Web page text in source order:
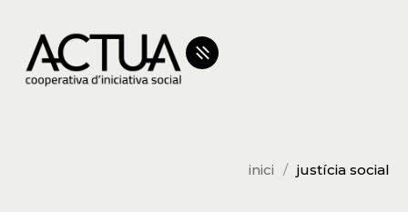
inici justícia social